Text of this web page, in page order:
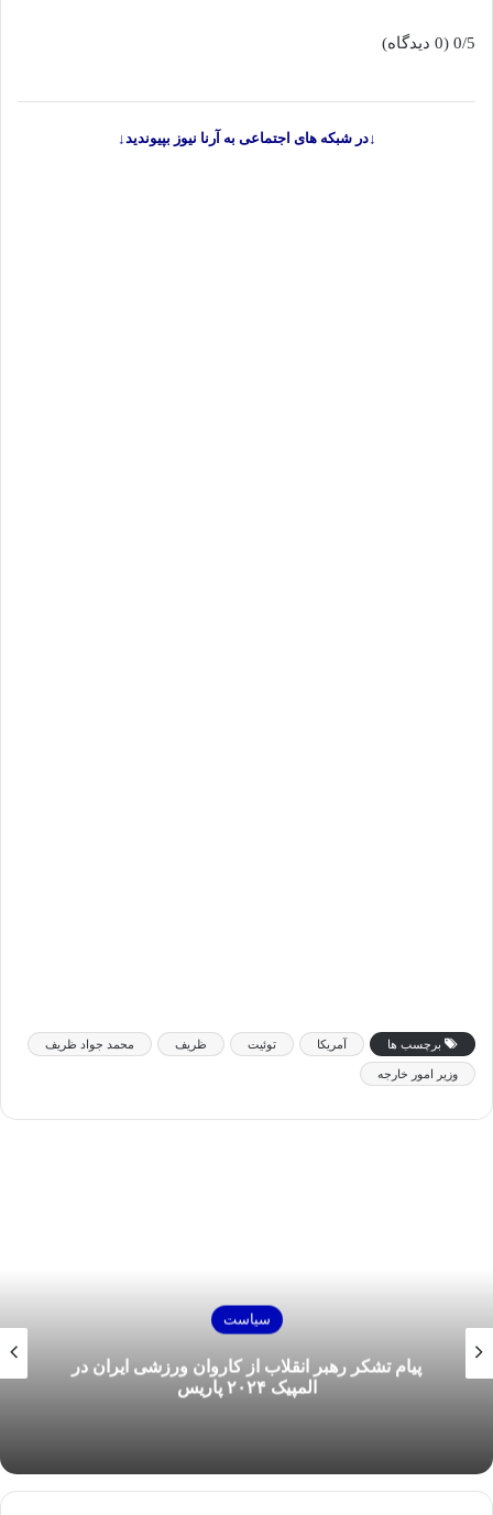
0/5 (0 دیدگاه)
↓در شبکه های اجتماعی به آرنا نیوز بپیوندید↓
برچسب ها آمریکا توئیت ظریف محمد جواد ظریف
وزیر امور خارجه
سیاست
پیام تشکر رهبر انقلاب از کاروان ورزشی ایران در
المپیک ۲۰۲۴ پاریس